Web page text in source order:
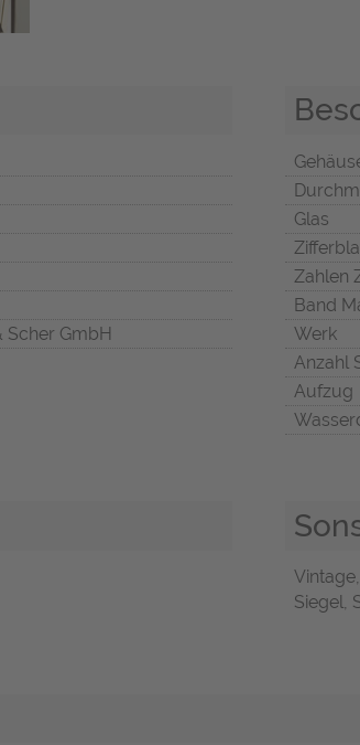
Scher GmbH
Glas
Zahlen
Band
Werk
Anzahl
Aufzug
Siegel,